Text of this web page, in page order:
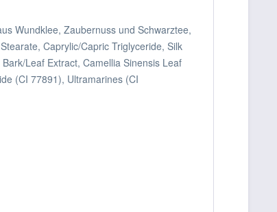
Wundklee, Zaubernuss und Schwarztee,
Caprylic/Capric Triglyceride, Silk
Leaf Extract, Camellia Sinensis Leaf
(CI 77891), Ultramarines (CI